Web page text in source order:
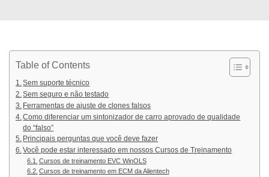
Table of Contents
Sem suporte técnico
Sem seguro e não testado
Ferramentas de ajuste de clones falsos
Como diferenciar um sintonizador de carro aprovado de qualidade
do “falso”
Principais perguntas que você deve fazer
Você pode estar interessado em nossos Cursos de Treinamento
Cursos de treinamento EVC WinOLS
Cursos de treinamento em ECM da Alientech